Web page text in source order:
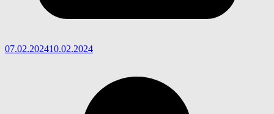
07.02.202410.02.2024